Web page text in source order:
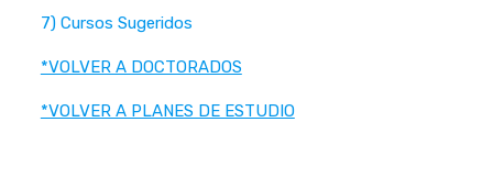
7) Cursos Sugeridos
*VOLVER A DOCTORADOS
*VOLVER A PLANES DE ESTUDIO